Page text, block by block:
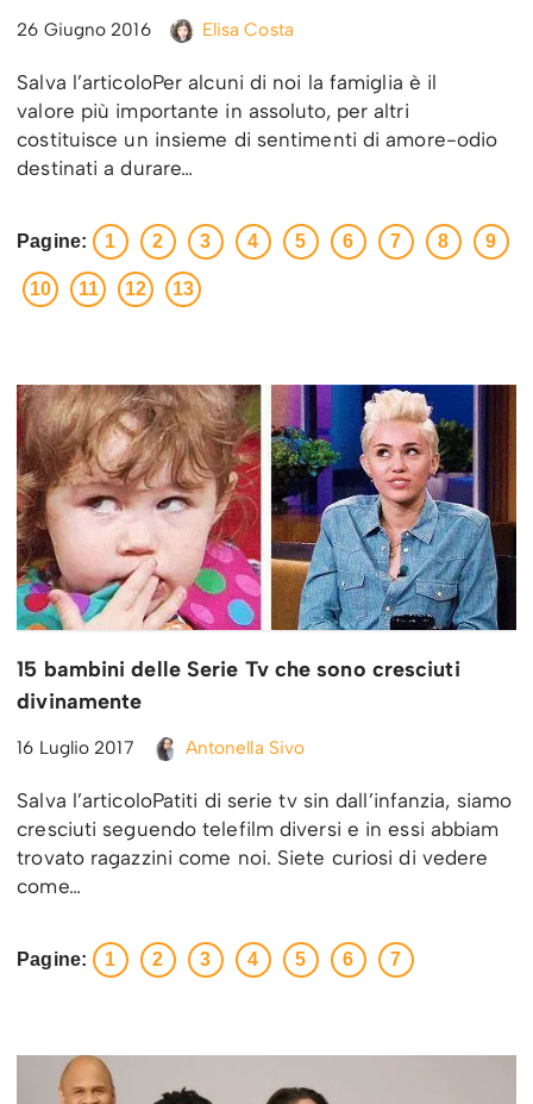
26 Giugno 2016 Elisa Costa
Salva l’articoloPer alcuni di noi la famiglia è il
valore più importante in assoluto, per altri
costituisce un insieme di sentimenti di amore-odio
destinati a durare…
Pagine: 1 2 3 4 5 6 7 8 9
10 11 12 13
15 bambini delle Serie Tv che sono cresciuti
divinamente
16 Luglio 2017 Antonella Sivo
Salva l’articoloPatiti di serie tv sin dall’infanzia, siamo
cresciuti seguendo telefilm diversi e in essi abbiam
trovato ragazzini come noi. Siete curiosi di vedere
come…
Pagine: 1 2 3 4 5 6 7